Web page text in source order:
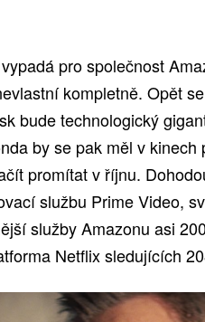
pro společnost
kompletně. Opět
bude technologický
by se pak měl v kinech
promítat v říjnu.
službu Prime Video,
služby Amazonu asi
Netflix sledujících